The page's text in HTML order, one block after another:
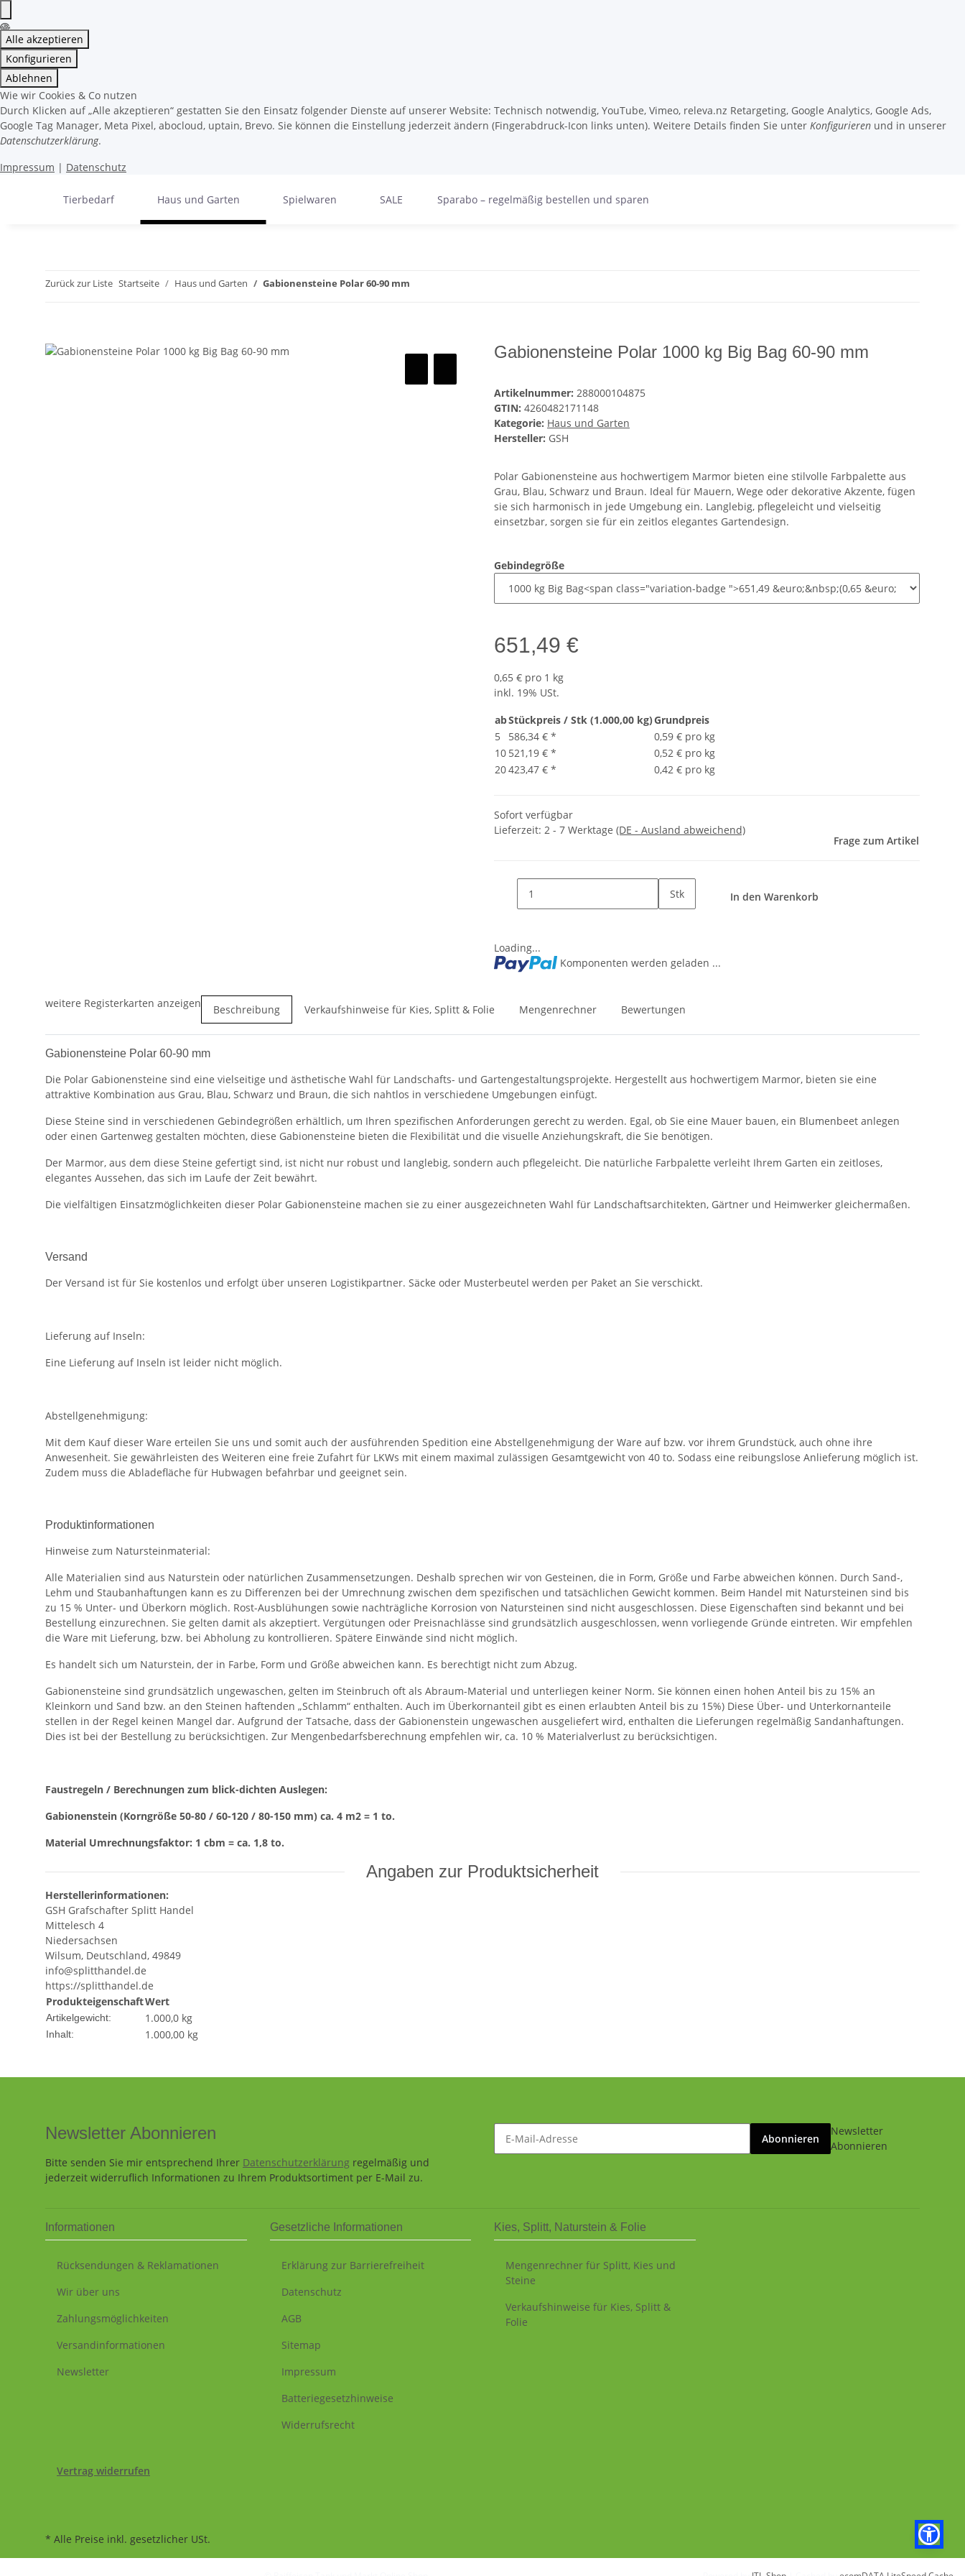
Alle akzeptieren
Konfigurieren
Ablehnen
Wie wir Cookies & Co nutzen
Durch Klicken auf „Alle akzeptieren“ gestatten Sie den Einsatz folgender Dienste auf unserer Website: Technisch notwendig, YouTube, Vimeo, releva.nz Retargeting, Google Analytics, Google Ads,
Google Tag Manager, Meta Pixel, abocloud, uptain, Brevo. Sie können die Einstellung jederzeit ändern (Fingerabdruck-Icon links unten). Weitere Details finden Sie unter Konfigurieren und in unserer
Datenschutzerklärung.
Impressum | Datenschutz
Tierbedarf Haus und Garten Spielwaren SALE Sparabo – regelmäßig bestellen und sparen
Zurück zur Liste Startseite Haus und Garten Gabionensteine Polar 60-90 mm
Gabionensteine Polar 1000 kg Big Bag 60-90 mm
Artikelnummer: 288000104875
GTIN: 4260482171148
Kategorie: Haus und Garten
Hersteller: GSH
Polar Gabionensteine aus hochwertigem Marmor bieten eine stilvolle Farbpalette aus
Grau, Blau, Schwarz und Braun. Ideal für Mauern, Wege oder dekorative Akzente, fügen
sie sich harmonisch in jede Umgebung ein. Langlebig, pflegeleicht und vielseitig
einsetzbar, sorgen sie für ein zeitlos elegantes Gartendesign.
Gebindegröße
651,49 €
0,65 € pro 1 kg
inkl. 19% USt.
abStückpreis / Stk (1.000,00 kg)Grundpreis
5
586,34 € *
0,59 € pro kg
10 521,19 € *
0,52 € pro kg
20423,47 € * 0,42 € pro kg
Sofort verfügbar
Lieferzeit: 2 - 7 Werktage (DE - Ausland abweichend)
Frage zum Artikel
Stk In den Warenkorb
Loading...
Komponenten werden geladen ...
weitere Registerkarten anzeigen Beschreibung Verkaufshinweise für Kies, Splitt & Folie Mengenrechner Bewertungen
Gabionensteine Polar 60-90 mm
Die Polar Gabionensteine sind eine vielseitige und ästhetische Wahl für Landschafts- und Gartengestaltungsprojekte. Hergestellt aus hochwertigem Marmor, bieten sie eine
attraktive Kombination aus Grau, Blau, Schwarz und Braun, die sich nahtlos in verschiedene Umgebungen einfügt.
Diese Steine sind in verschiedenen Gebindegrößen erhältlich, um Ihren spezifischen Anforderungen gerecht zu werden. Egal, ob Sie eine Mauer bauen, ein Blumenbeet anlegen
oder einen Gartenweg gestalten möchten, diese Gabionensteine bieten die Flexibilität und die visuelle Anziehungskraft, die Sie benötigen.
Der Marmor, aus dem diese Steine gefertigt sind, ist nicht nur robust und langlebig, sondern auch pflegeleicht. Die natürliche Farbpalette verleiht Ihrem Garten ein zeitloses,
elegantes Aussehen, das sich im Laufe der Zeit bewährt.
Die vielfältigen Einsatzmöglichkeiten dieser Polar Gabionensteine machen sie zu einer ausgezeichneten Wahl für Landschaftsarchitekten, Gärtner und Heimwerker gleichermaßen.
Versand
Der Versand ist für Sie kostenlos und erfolgt über unseren Logistikpartner. Säcke oder Musterbeutel werden per Paket an Sie verschickt.
Lieferung auf Inseln:
Eine Lieferung auf Inseln ist leider nicht möglich.
Abstellgenehmigung:
Mit dem Kauf dieser Ware erteilen Sie uns und somit auch der ausführenden Spedition eine Abstellgenehmigung der Ware auf bzw. vor ihrem Grundstück, auch ohne ihre
Anwesenheit. Sie gewährleisten des Weiteren eine freie Zufahrt für LKWs mit einem maximal zulässigen Gesamtgewicht von 40 to. Sodass eine reibungslose Anlieferung möglich ist.
Zudem muss die Abladefläche für Hubwagen befahrbar und geeignet sein.
Produktinformationen
Hinweise zum Natursteinmaterial:
Alle Materialien sind aus Naturstein oder natürlichen Zusammensetzungen. Deshalb sprechen wir von Gesteinen, die in Form, Größe und Farbe abweichen können. Durch Sand-,
Lehm und Staubanhaftungen kann es zu Differenzen bei der Umrechnung zwischen dem spezifischen und tatsächlichen Gewicht kommen. Beim Handel mit Natursteinen sind bis
zu 15 % Unter- und Überkorn möglich. Rost-Ausblühungen sowie nachträgliche Korrosion von Natursteinen sind nicht ausgeschlossen. Diese Eigenschaften sind bekannt und bei
Bestellung einzurechnen. Sie gelten damit als akzeptiert. Vergütungen oder Preisnachlässe sind grundsätzlich ausgeschlossen, wenn vorliegende Gründe eintreten. Wir empfehlen
die Ware mit Lieferung, bzw. bei Abholung zu kontrollieren. Spätere Einwände sind nicht möglich.
Es handelt sich um Naturstein, der in Farbe, Form und Größe abweichen kann. Es berechtigt nicht zum Abzug.
Gabionensteine sind grundsätzlich ungewaschen, gelten im Steinbruch oft als Abraum-Material und unterliegen keiner Norm. Sie können einen hohen Anteil bis zu 15% an
Kleinkorn und Sand bzw. an den Steinen haftenden „Schlamm“ enthalten. Auch im Überkornanteil gibt es einen erlaubten Anteil bis zu 15%) Diese Über- und Unterkornanteile
stellen in der Regel keinen Mangel dar. Aufgrund der Tatsache, dass der Gabionenstein ungewaschen ausgeliefert wird, enthalten die Lieferungen regelmäßig Sandanhaftungen.
Dies ist bei der Bestellung zu berücksichtigen. Zur Mengenbedarfsberechnung empfehlen wir, ca. 10 % Materialverlust zu berücksichtigen.
Faustregeln / Berechnungen zum blick-dichten Auslegen:
Gabionenstein (Korngröße 50-80 / 60-120 / 80-150 mm) ca. 4 m2 = 1 to.
Material Umrechnungsfaktor: 1 cbm = ca. 1,8 to.
Angaben zur Produktsicherheit
Herstellerinformationen:
GSH Grafschafter Splitt Handel
Mittelesch 4
Niedersachsen
Wilsum, Deutschland, 49849
info@splitthandel.de
https://splitthandel.de
ProdukteigenschaftWert
Artikelgewicht: 1.000,0 kg
Inhalt: 1.000,00 kg
Newsletter Abonnieren
Bitte senden Sie mir entsprechend Ihrer Datenschutzerklärung regelmäßig und
jederzeit widerruflich Informationen zu Ihrem Produktsortiment per E-Mail zu.
Abonnieren
Newsletter
Abonnieren
Informationen
Rücksendungen & Reklamationen
Wir über uns
Zahlungsmöglichkeiten
Versandinformationen
Newsletter
Gesetzliche Informationen
Erklärung zur Barrierefreiheit
Datenschutz
AGB
Sitemap
Impressum
Batteriegesetzhinweise
Widerrufsrecht
Kies, Splitt, Naturstein & Folie
Mengenrechner für Splitt, Kies und
Steine
Verkaufshinweise für Kies, Splitt &
Folie
Vertrag widerrufen
* Alle Preise inkl. gesetzlicher USt.